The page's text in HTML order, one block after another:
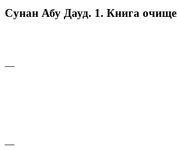
Сунан Абу Дауд. 1. Книга
—
—